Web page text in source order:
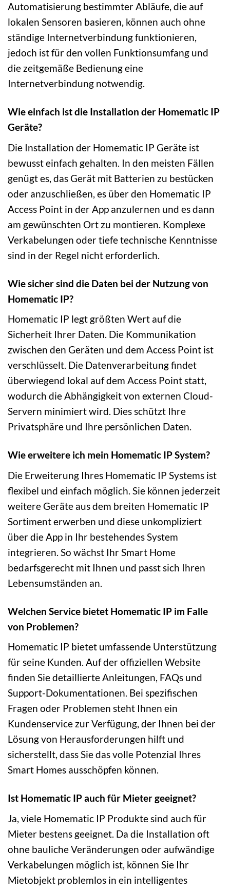
Automatisierung bestimmter Abläufe, die auf
lokalen Sensoren basieren, können auch ohne
ständige Internetverbindung funktionieren,
jedoch ist für den vollen Funktionsumfang und
die zeitgemäße Bedienung eine
Internetverbindung notwendig.
Wie einfach ist die Installation der Homematic IP
Geräte?
Die Installation der Homematic IP Geräte ist
bewusst einfach gehalten. In den meisten Fällen
genügt es, das Gerät mit Batterien zu bestücken
oder anzuschließen, es über den Homematic IP
Access Point in der App anzulernen und es dann
am gewünschten Ort zu montieren. Komplexe
Verkabelungen oder tiefe technische Kenntnisse
sind in der Regel nicht erforderlich.
Wie sicher sind die Daten bei der Nutzung von
Homematic IP?
Homematic IP legt größten Wert auf die
Sicherheit Ihrer Daten. Die Kommunikation
zwischen den Geräten und dem Access Point ist
verschlüsselt. Die Datenverarbeitung findet
überwiegend lokal auf dem Access Point statt,
wodurch die Abhängigkeit von externen Cloud-
Servern minimiert wird. Dies schützt Ihre
Privatsphäre und Ihre persönlichen Daten.
Wie erweitere ich mein Homematic IP System?
Die Erweiterung Ihres Homematic IP Systems ist
flexibel und einfach möglich. Sie können jederzeit
weitere Geräte aus dem breiten Homematic IP
Sortiment erwerben und diese unkompliziert
über die App in Ihr bestehendes System
integrieren. So wächst Ihr Smart Home
bedarfsgerecht mit Ihnen und passt sich Ihren
Lebensumständen an.
Welchen Service bietet Homematic IP im Falle
von Problemen?
Homematic IP bietet umfassende Unterstützung
für seine Kunden. Auf der offiziellen Website
finden Sie detaillierte Anleitungen, FAQs und
Support-Dokumentationen. Bei spezifischen
Fragen oder Problemen steht Ihnen ein
Kundenservice zur Verfügung, der Ihnen bei der
Lösung von Herausforderungen hilft und
sicherstellt, dass Sie das volle Potenzial Ihres
Smart Homes ausschöpfen können.
Ist Homematic IP auch für Mieter geeignet?
Ja, viele Homematic IP Produkte sind auch für
Mieter bestens geeignet. Da die Installation oft
ohne bauliche Veränderungen oder aufwändige
Verkabelungen möglich ist, können Sie Ihr
Mietobjekt problemlos in ein intelligentes